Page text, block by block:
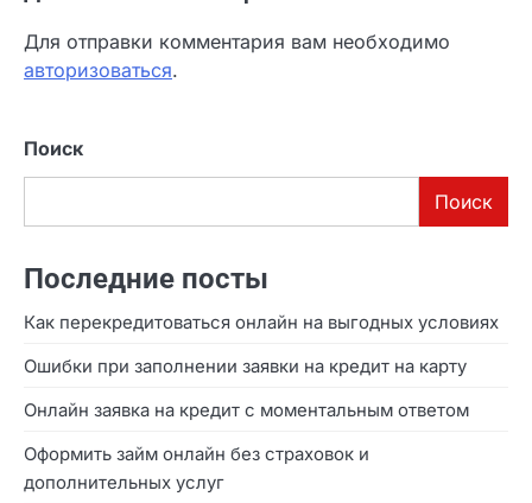
Как защититься от мошенников при подаче онлайн
заявки на кредит
краткосрочный займ можно оформить, не выходя…
Для отправки комментария вам необходимо
авторизоваться.
Поиск
Поиск